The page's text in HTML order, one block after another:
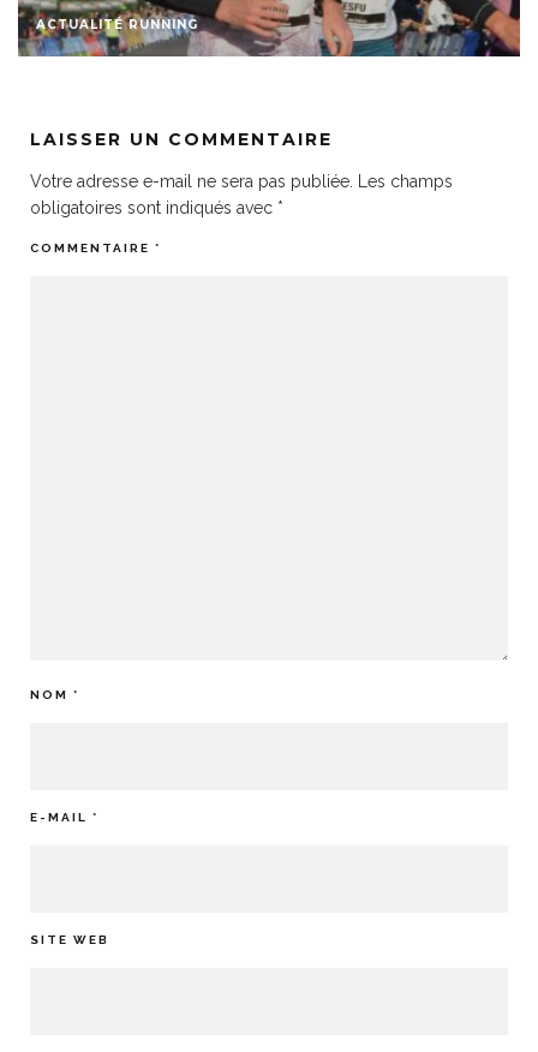
ACTUALITÉ RUNNING
LAISSER UN COMMENTAIRE
Votre adresse e-mail ne sera pas publiée.
Les champs
obligatoires sont indiqués avec *
COMMENTAIRE *
NOM *
E-MAIL *
SITE WEB